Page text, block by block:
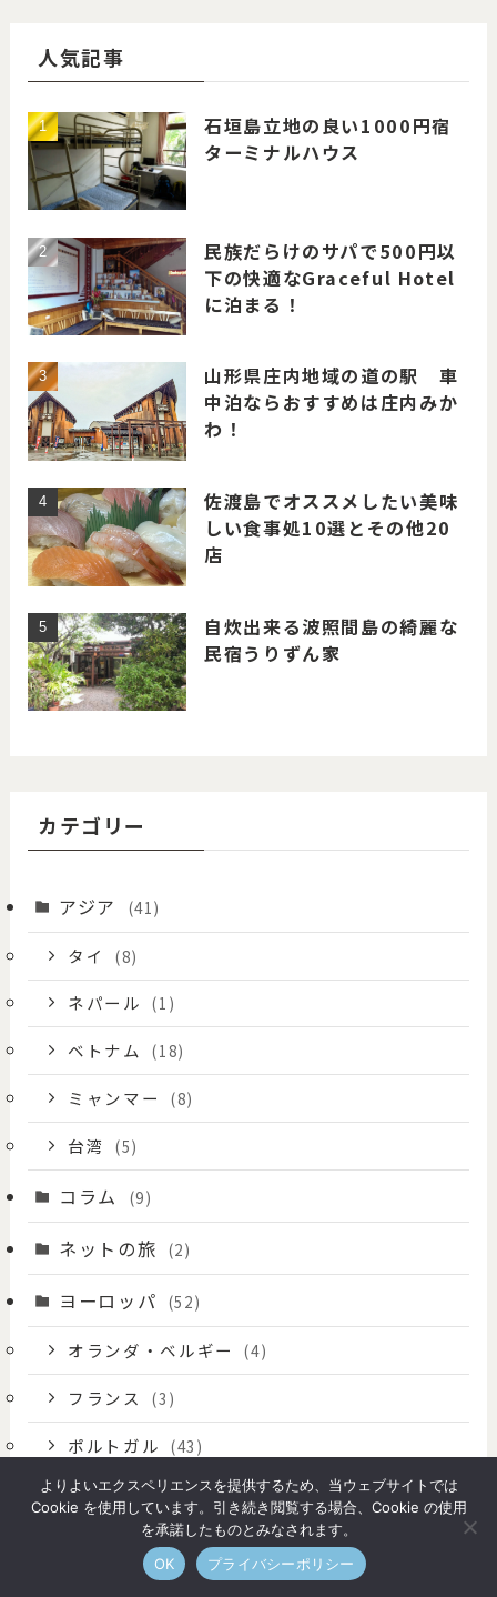
人気記事
石垣島立地の良い1000円宿
ターミナルハウス
民族だらけのサパで500円以
下の快適なGraceful Hotel
に泊まる！
山形県庄内地域の道の駅 車
中泊ならおすすめは庄内みか
わ！
佐渡島でオススメしたい美味
しい食事処10選とその他20
店
自炊出来る波照間島の綺麗な
民宿うりずん家
カテゴリー
アジア (41)
タイ (8)
ネパール (1)
ベトナム (18)
ミャンマー (8)
台湾 (5)
コラム (9)
ネットの旅 (2)
ヨーロッパ (52)
オランダ・ベルギー (4)
フランス (3)
ポルトガル (43)
ポルトガルアルガーべ地方 (11)
ポルトガルアレンテージョ地方
ポルトガルまとめ (3)
よりよいエクスペリエンスを提供するため、当ウェブサイトでは
Cookie を使用しています。引き続き閲覧する場合、Cookie の使用
を承諾したものとみなされます。
OK
プライバシーポリシー